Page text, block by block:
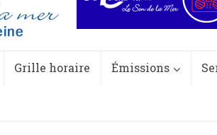
Grille horaire Émissions